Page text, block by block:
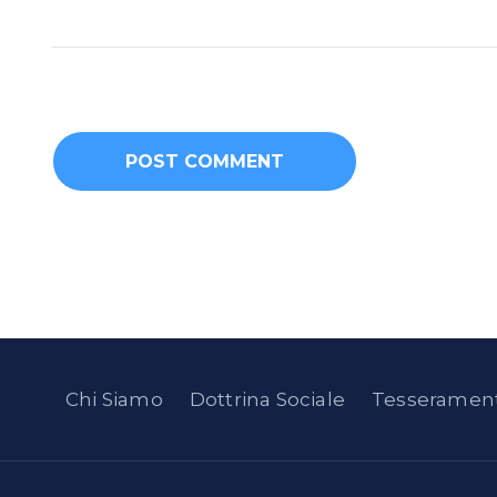
Chi Siamo Dottrina Sociale